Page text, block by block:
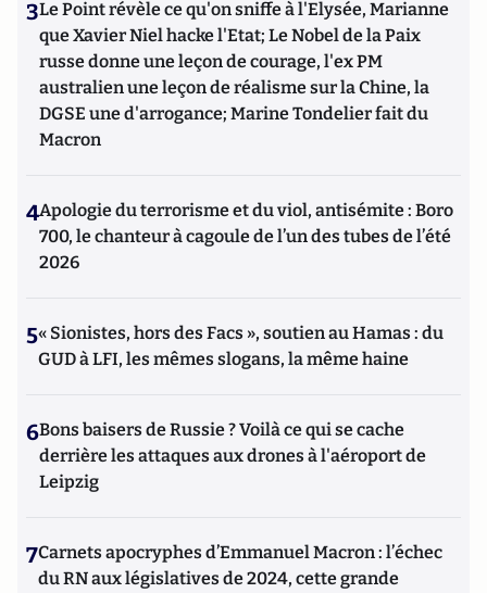
3Le Point révèle ce qu'on sniffe à l'Elysée, Marianne
que Xavier Niel hacke l'Etat; Le Nobel de la Paix
russe donne une leçon de courage, l'ex PM
australien une leçon de réalisme sur la Chine, la
DGSE une d'arrogance; Marine Tondelier fait du
Macron
4Apologie du terrorisme et du viol, antisémite : Boro
700, le chanteur à cagoule de l’un des tubes de l’été
2026
5« Sionistes, hors des Facs », soutien au Hamas : du
GUD à LFI, les mêmes slogans, la même haine
6Bons baisers de Russie ? Voilà ce qui se cache
derrière les attaques aux drones à l'aéroport de
Leipzig
7Carnets apocryphes d’Emmanuel Macron : l’échec
du RN aux législatives de 2024, cette grande